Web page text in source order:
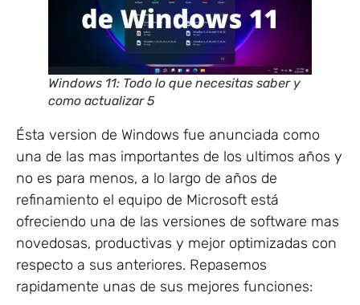
Windows 11: Todo lo que necesitas saber y
como actualizar 5
Ésta version de Windows fue anunciada como
una de las mas importantes de los ultimos años y
no es para menos, a lo largo de años de
refinamiento el equipo de Microsoft está
ofreciendo una de las versiones de software mas
novedosas, productivas y mejor optimizadas con
respecto a sus anteriores. Repasemos
rapidamente unas de sus mejores funciones: